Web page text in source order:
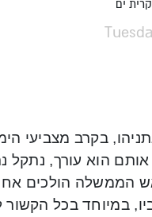
ים
בקרב מצביעי
הוא עורך, נתקל
הממשלה הולכים
במיוחד בכל